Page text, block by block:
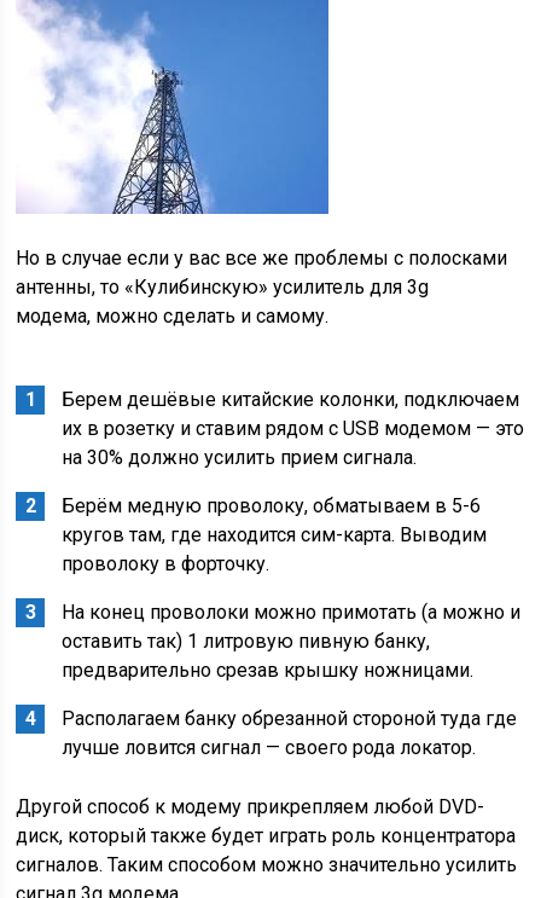
Но в случае если у вас все же проблемы с полосками
антенны, то «Кулибинскую» усилитель для 3g
модема, можно сделать и самому.
Берем дешёвые китайские колонки, подключаем
их в розетку и ставим рядом с USB модемом — это
на 30% должно усилить прием сигнала.
Берём медную проволоку, обматываем в 5-6
кругов там, где находится сим-карта. Выводим
проволоку в форточку.
На конец проволоки можно примотать (а можно и
оставить так) 1 литровую пивную банку,
предварительно срезав крышку ножницами.
Располагаем банку обрезанной стороной туда где
лучше ловится сигнал — своего рода локатор.
Другой способ к модему прикрепляем любой DVD-
диск, который также будет играть роль концентратора
сигналов. Таким способом можно значительно усилить